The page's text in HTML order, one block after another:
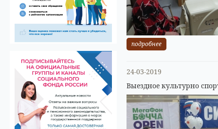
подробнее
24-03-2019
Выездное культурно